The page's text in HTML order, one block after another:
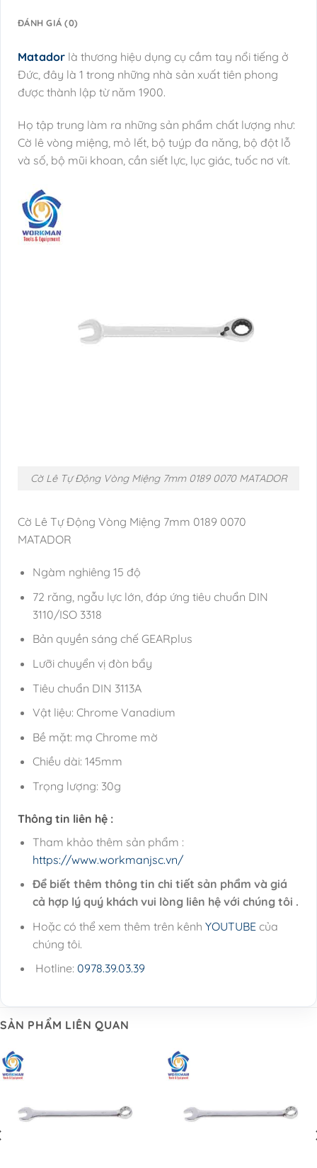
ĐÁNH GIÁ (0)
Matador là thương hiệu dụng cụ cầm tay nổi tiếng ở
Đức, đây là 1 trong những nhà sản xuất tiên phong
được thành lập từ năm 1900.
Họ tập trung làm ra những sản phẩm chất lượng như:
Cờ lê vòng miệng, mỏ lết, bộ tuýp đa năng, bộ đột lỗ
và số, bộ mũi khoan, cần siết lực, lục giác, tuốc nơ vít.
Cờ Lê Tự Động Vòng Miệng 7mm 0189 0070 MATADOR
Cờ Lê Tự Động Vòng Miệng 7mm 0189 0070
MATADOR
Ngàm nghiêng 15 độ
72 răng, ngẫu lực lớn, đáp ứng tiêu chuẩn DIN
3110/ISO 3318
Bản quyền sáng chế GEARplus
Lưỡi chuyển vị đòn bẩy
Tiêu chuẩn DIN 3113A
Vật liệu: Chrome Vanadium
Bề mặt: mạ Chrome mờ
Chiều dài: 145mm
Trọng lượng: 30g
Thông tin liên hệ :
Tham khảo thêm sản phẩm :
https://www.workmanjsc.vn/
Để biết thêm thông tin chi tiết sản phẩm và giá
cả hợp lý quý khách vui lòng liên hệ với chúng tôi .
Hoặc có thể xem thêm trên kênh YOUTUBEcủa
chúng tôi.
Hotline: 0978.39.03.39
SẢN PHẨM LIÊN QUAN